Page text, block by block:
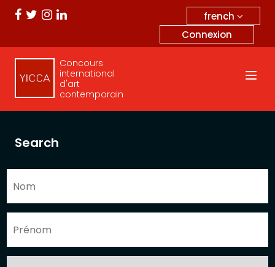
french
Connexion
Concours
international
d'art
contemporain
Search